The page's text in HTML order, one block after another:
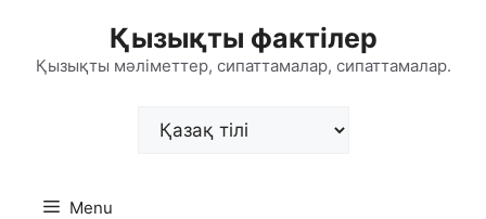
content
Қызықты фактілер
Қызықты мәліметтер, сипаттамалар, сипаттамалар.
Choose
Menu